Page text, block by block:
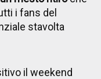
i fans del
stavolta
il weekend